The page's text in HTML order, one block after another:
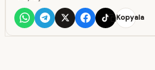
Kopyala